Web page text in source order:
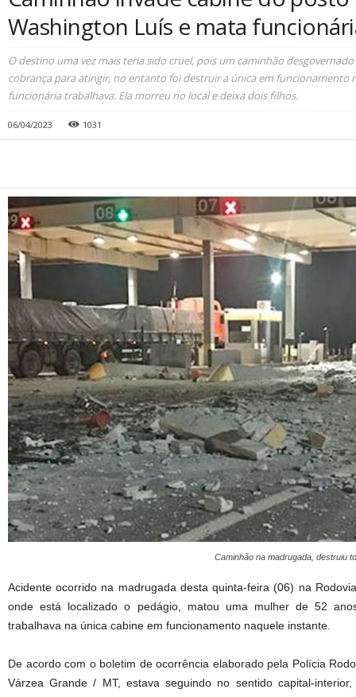
Washington Luís e mata
O destino uma vez mais teria sido cruel, pois um caminhão
cobrança para atingir, no entanto foi destruir a única em funcionamento
funcionária trabalhava. Ela morreu no local e deixa dois filhos.
06/04/2023 1031
Caminhão na madrugada, destruiu
Acidente ocorrido na madrugada desta quinta-feira (06) na
onde está localizado o pedágio, matou uma mulher de 52
trabalhava na única cabine em funcionamento naquele instante.
De acordo com o boletim de ocorrência elaborado pela Polícia
Várzea Grande / MT, estava seguindo no sentido capital-